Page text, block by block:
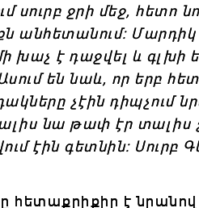
սուրբ ջրի մեջ, հետո
անհետանում: Մարդիկ
խաչ է դաջվել և գլխի
են նաև, որ երբ
չէին դիպչում
նա թափ էր տալիս
էին գետնին: Սուրբ
հետաքրիքիր է